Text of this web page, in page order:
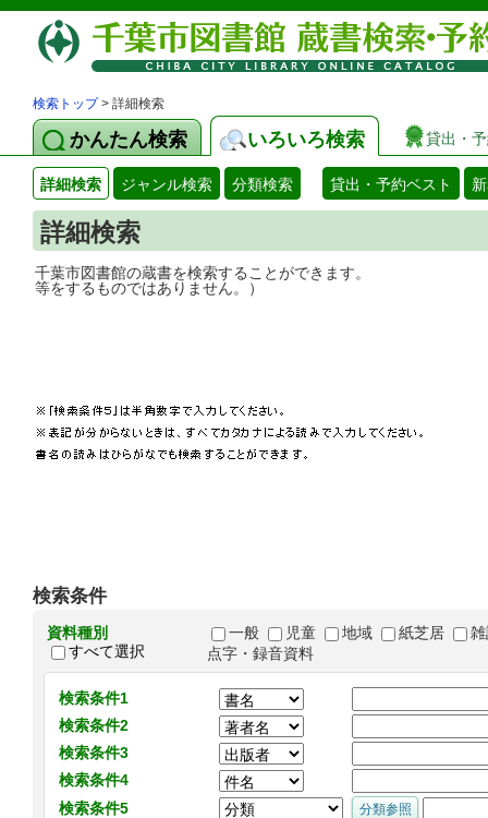
検索トップ> 詳細検索
かんたん検索 いろいろ検索 貸出・
詳細検索 ジャンル検索 分類検索 貸出・予約ベスト
詳細検索
千葉市図書館の蔵書を検索することがで
等をするものではありません。）
検索条件
資料種別
すべて選択
一般 児童 地域 紙芝居
点字・録音資料
検索条件1
検索条件2
検索条件3
検索条件4
検索条件5